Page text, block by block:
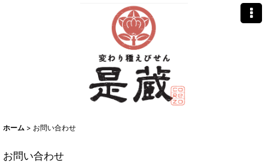
ホーム > お問い合わせ
お問い合わせ